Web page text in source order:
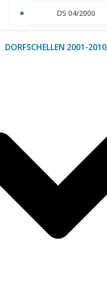
DS 04/2000
DORFSCHELLEN 2001-2010